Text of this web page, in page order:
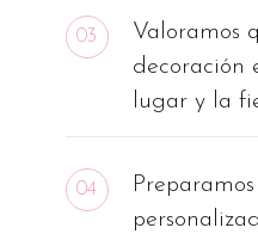
03
Valoramos
decoración
lugar y la
04